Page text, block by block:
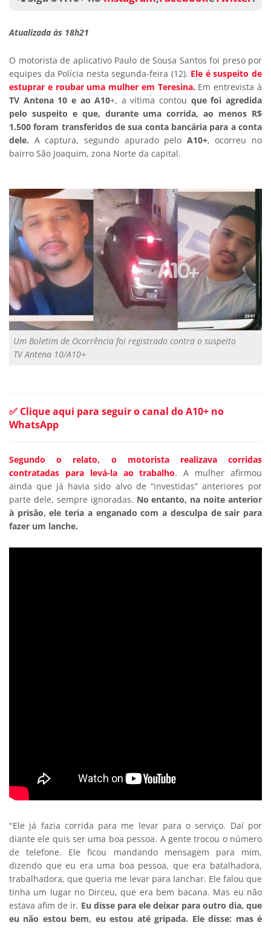
Atualizada às 18h21
O motorista de aplicativo Paulo de Sousa Santos foi preso por
equipes da Polícia nesta segunda-feira (12). Ele é suspeito de
estuprar e roubar uma mulher em Teresina. Em entrevista à
TV Antena 10 e ao A10+, a vítima contou que foi agredida
pelo suspeito e que, durante uma corrida, ao menos R$
1.500 foram transferidos de sua conta bancária para a conta
dele. A captura, segundo apurado pelo A10+, ocorreu no
bairro São Joaquim, zona Norte da capital.
Um Boletim de Ocorrência foi registrado contra o suspeito
TV Antena 10/A10+
✅ Clique aqui para seguir o canal do A10+ no
WhatsApp
Segundo o relato, o motorista realizava corridas
contratadas para levá-la ao trabalho. A mulher afirmou
ainda que já havia sido alvo de “investidas” anteriores por
parte dele, sempre ignoradas. No entanto, na noite anterior
à prisão, ele teria a enganado com a desculpa de sair para
fazer um lanche.
"Ele já fazia corrida para me levar para o serviço. Daí por
diante ele quis ser uma boa pessoa. A gente trocou o número
de telefone. Ele ficou mandando mensagem para mim,
dizendo que eu era uma boa pessoa, que era batalhadora,
trabalhadora, que queria me levar para lanchar. Ele falou que
tinha um lugar no Dirceu, que era bem bacana. Mas eu não
estava afim de ir. Eu disse para ele deixar para outro dia, que
eu não estou bem, eu estou até gripada. Ele disse: mas é